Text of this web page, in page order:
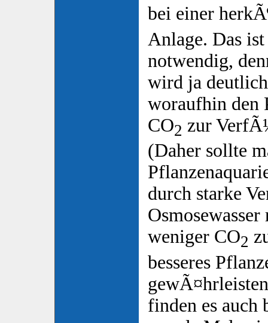
bei einer
Anlage. Das
notwendig,
wird ja
woraufhin den
CO2 zur
(Daher sollte
durch starke
weniger CO2
besseres
finden es auch